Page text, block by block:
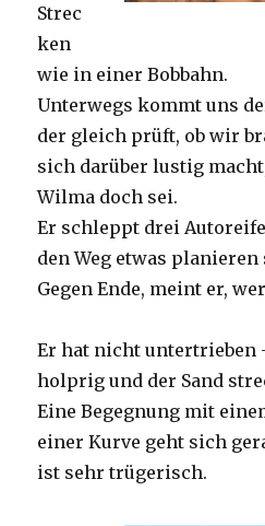
Strec
ken
wie in einer Bobbahn.
Unterwegs kommt uns
der gleich prüft, ob wir
sich darüber lustig
Wilma doch sei.
Er schleppt drei
den Weg etwas planieren
Gegen Ende, meint er,
Er hat nicht untertrieben
holprig und der Sand
Eine Begegnung mit
einer Kurve geht sich
ist sehr trügerisch.